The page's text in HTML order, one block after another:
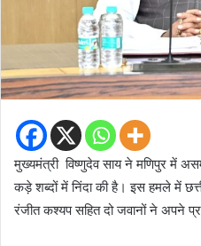
मुख्यमंत्री विष्णुदेव साय ने मणिपुर में
कड़े शब्दों में निंदा की है। इस हमले में
रंजीत कश्यप सहित दो जवानों ने अपने